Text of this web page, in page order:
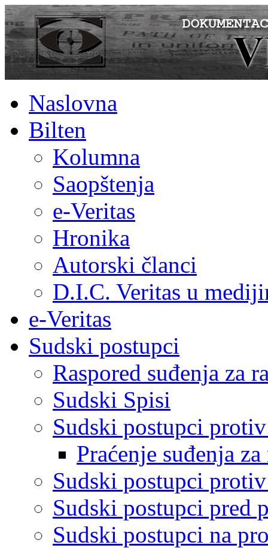
Naslovna
Bilten
Kolumna
Saopštenja
e-Veritas
Hronika
Autorski članci
D.I.C. Veritas u
e-Veritas
Sudski postupci
Raspored suđenja za
Sudski Spisi
Sudski postupci
Praćenje suđenja
Sudski postupci
Sudski postupci pred
Sudski postupci na